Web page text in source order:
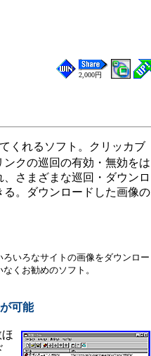
2,000円
くれるソフト。クリッカブ
クの巡回の有効・無効をは
さまざまな巡回・ダウンロ
。ダウンロードした画像の
ろいろなサイトの画像をダウンロー
くお勧めのソフト。
可能